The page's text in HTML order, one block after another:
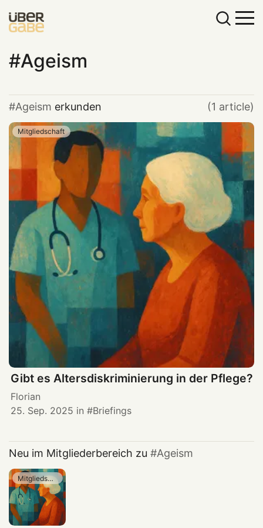
Ageism
Ageism erkunden (1 article)
Mitgliedschaft
Gibt es Altersdiskriminierung in der Pflege?
Florian
25. Sep. 2025 in Briefings
Neu im Mitgliederbereich zu Ageism
Mitgliedschaft